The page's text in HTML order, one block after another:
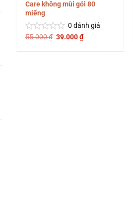
Care không mùi gói 80
miếng
Được
hạng
0 đánh giá
55.000₫ Giá
là:
39.000₫Giá
hiện
tại